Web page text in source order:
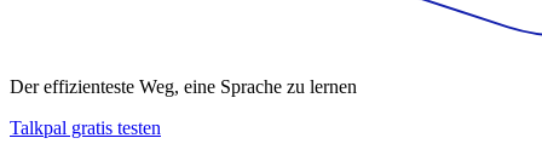
Der effizienteste Weg, eine Sprache zu lernen
Talkpal gratis testen